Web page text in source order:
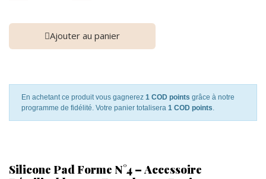
Ajouter au panier
En achetant ce produit vous gagnerez 1 COD points grâce à notre
programme de fidélité. Votre panier totalisera 1 COD points.
Silicone Pad Forme N°4 – Accessoire